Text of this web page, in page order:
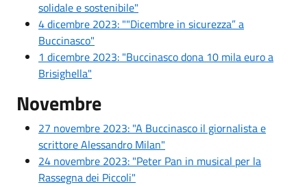
solidale e sostenibile"
4 dicembre 2023: ""Dicembre in sicurezza” a
Buccinasco"
1 dicembre 2023: "Buccinasco dona 10 mila euro a
Brisighella"
Novembre
27 novembre 2023: "A Buccinasco il giornalista e
scrittore Alessandro Milan"
24 novembre 2023: "Peter Pan in musical per la
Rassegna dei Piccoli"